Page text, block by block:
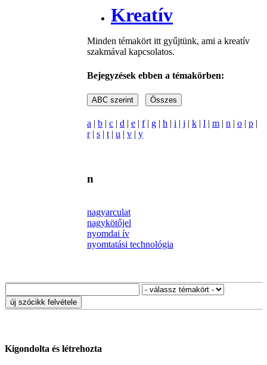
Kreatív
Minden témakört itt gyűjtünk, ami a kreatív
szakmával kapcsolatos.
Bejegyzések ebben a témakörben:
a | b | c | d | e | f| g | h | i | j | k | l | m | n | o | p |
r| s | t | u | v | y
n
nagyarculat
nagykötőjel
nyomdai ív
nyomtatási technológia
Kigondolta és létrehozta